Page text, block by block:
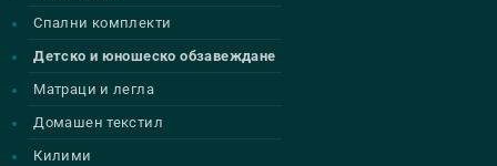
Спални комплекти
Детско и юношеско обзавеждане
Матраци и легла
Домашен текстил
Килими